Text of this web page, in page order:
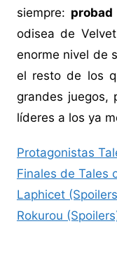
siempre: probad
odisea de
enorme nivel de
el resto de los
grandes juegos,
líderes a los ya
Protagonistas
Finales de Tales
Laphicet
Rokurou